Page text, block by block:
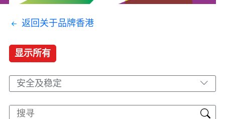
返回关于品牌香港
显示所有
安全及稳定